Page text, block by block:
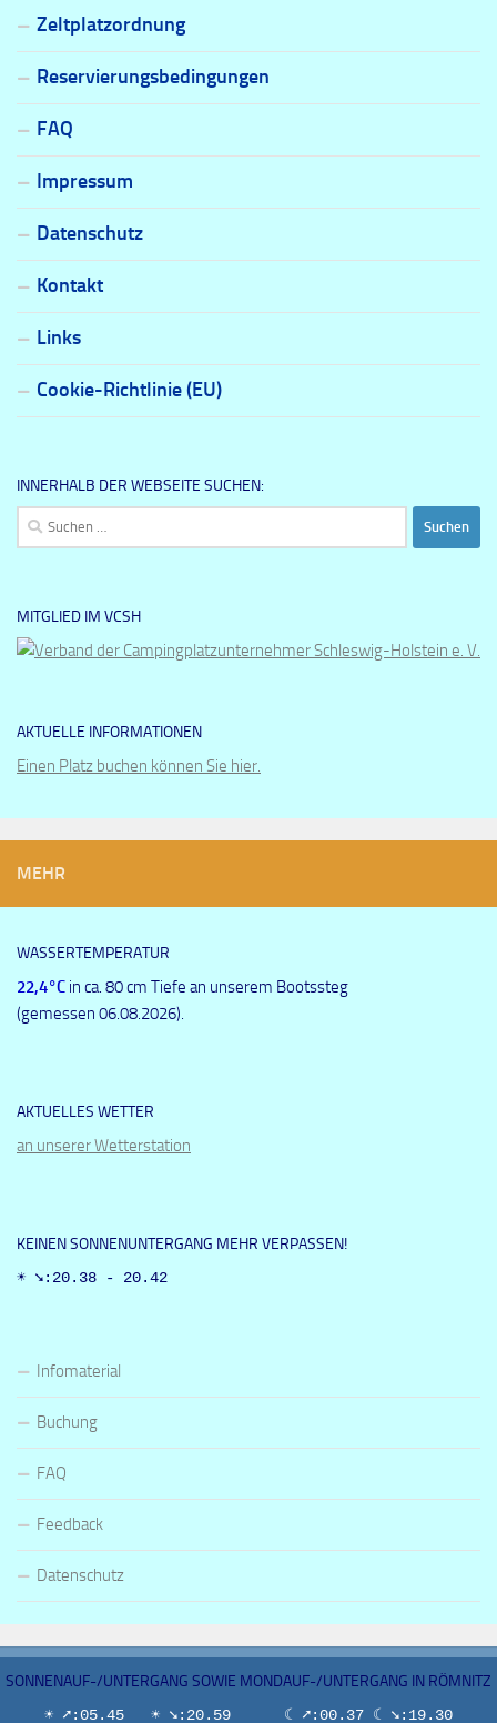
Zeltplatzordnung
Reservierungsbedingungen
FAQ
Impressum
Datenschutz
Kontakt
Links
Cookie-Richtlinie (EU)
INNERHALB DER WEBSEITE SUCHEN:
Suchen
nach:
MITGLIED IM VCSH
AKTUELLE INFORMATIONEN
Einen Platz buchen können Sie hier.
MEHR
WASSERTEMPERATUR
22,4°C in ca. 80 cm Tiefe an unserem Bootssteg
(gemessen 06.08.2026).
AKTUELLES WETTER
an unserer Wetterstation
KEINEN SONNENUNTERGANG MEHR VERPASSEN!
☀ ➘:20.38 - 20.42
Infomaterial
Buchung
FAQ
Feedback
Datenschutz
SONNENAUF-/UNTERGANG SOWIE MONDAUF-/UNTERGANG IN RÖMNITZ
☀ ➚:05.45 ☀ ➘:20.59 ☾ ➚:00.37 ☾ ➘:19.30